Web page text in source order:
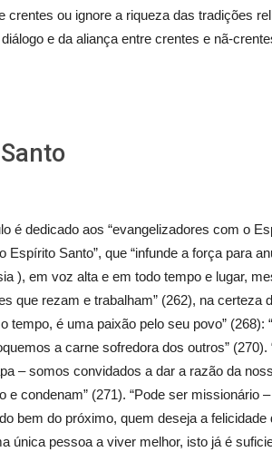
crentes ou ignore a riqueza das tradições
e da aliança entre crentes e nã-
é dedicado aos “evangelizadores com o
Espírito Santo”, que “infunde a força para
), em voz alta e em todo tempo e lugar,
que rezam e trabalham” (262), na certeza
tempo, é uma paixão pelo seu povo”
a carne sofredora dos outros”
– somos convidados a dar a razão da
e condenam” (271). “Pode ser missionário
bem do próximo, quem deseja a felicidade
única pessoa a viver melhor, isto já é